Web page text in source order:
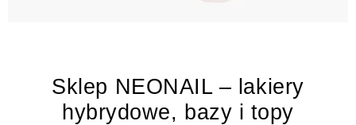
Sklep NEONAIL – lakiery
hybrydowe, bazy i topy